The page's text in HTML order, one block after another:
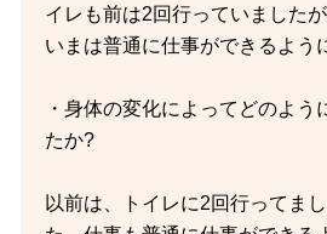
イレも前は2回行っていました
いまは普通に仕事ができるよう
・身体の変化によってどのよう
たか?
以前は、トイレに2回行ってま